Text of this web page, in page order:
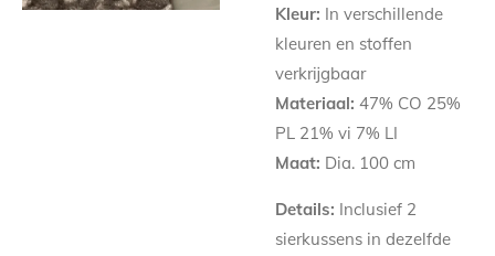
Kleur: In verschillende
kleuren en stoffen
verkrijgbaar
Materiaal: 47% CO 25%
PL 21% vi 7% LI
Maat: Dia. 100 cm
Details: Inclusief 2
sierkussens in dezelfde